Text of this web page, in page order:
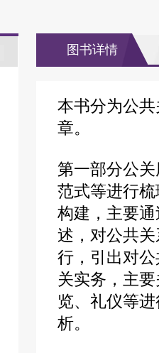
图书详情
本书分为公
章。
第一部分公
范式等进行
构建，主要
述，对公共
行，引出对
关实务，主
览、礼仪等
析。